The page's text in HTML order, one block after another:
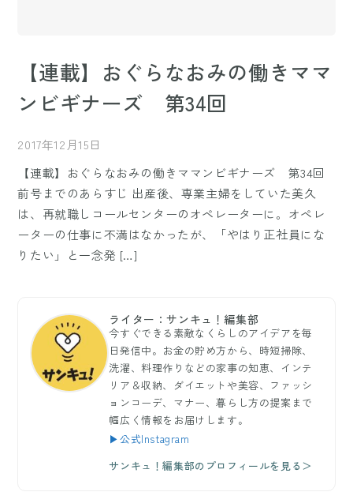
【連載】おぐらなおみの働きママ
ンビギナーズ 第34回
2017年12月15日
【連載】おぐらなおみの働きママンビギナーズ 第34回
前号までのあらすじ 出産後、専業主婦をしていた美久
は、再就職しコールセンターのオペレーターに。オペレ
ーターの仕事に不満はなかったが、「やはり正社員にな
りたい」と一念発 […]
ライター：サンキュ！編集部
今すぐできる素敵なくらしのアイデアを毎
日発信中。お金の貯め方から、時短掃除、
洗濯、料理作りなどの家事の知恵、インテ
リア＆収納、ダイエットや美容、ファッシ
ョンコーデ、マナー、暮らし方の提案まで
幅広く情報をお届けします。
▶公式Instagram
サンキュ！編集部のプロフィールを見る＞